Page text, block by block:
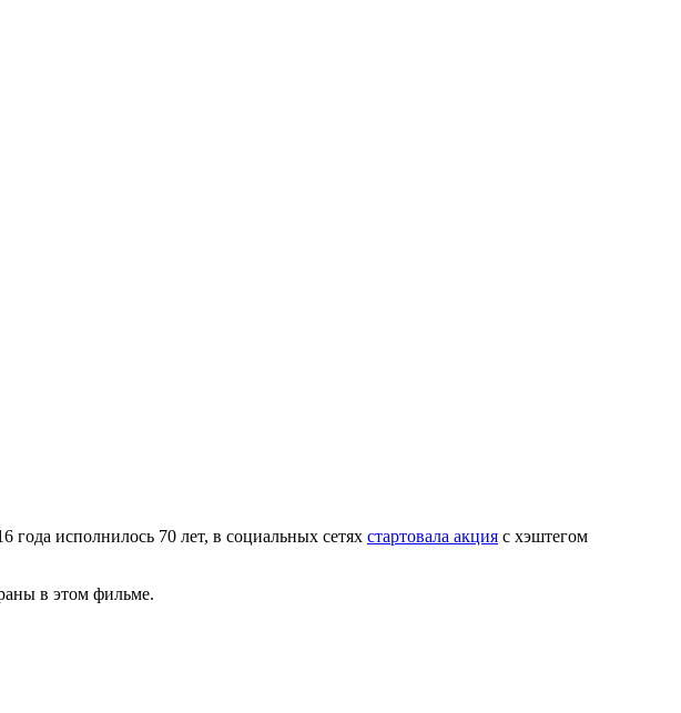
исполнилось 70 лет, в социальных сетях стартовала акция с хэштегом
в этом фильме.